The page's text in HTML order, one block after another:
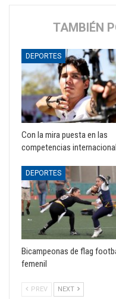
TAMBIÉN
DEPORTES
Con la mira puesta en las
competencias
DEPORTES
Bicampeonas de flag
femenil
PREV NEXT